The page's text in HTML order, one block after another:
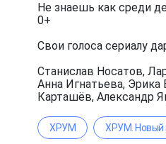
Не знаешь как среди
0+
Свои голоса сериалу
Станислав Носатов,
Анна Игнатьева,
Карташёв, Александр
ХРУМ ХРУМ. Новый